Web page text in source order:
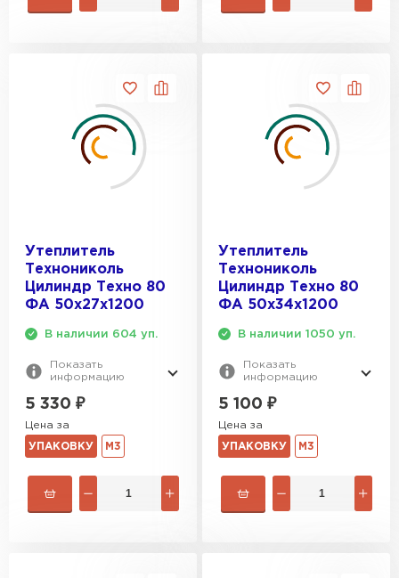
Утеплитель
Технониколь
Цилиндр Техно 80
ФА 50х27х1200
В наличии 604 уп.
Показать
информацию
5 330 ₽
Цена за
УПАКОВКУ М3
Утеплитель
Технониколь
Цилиндр Техно 80
ФА 50х34х1200
В наличии 1050 уп.
Показать
информацию
5 100 ₽
Цена за
УПАКОВКУ М3